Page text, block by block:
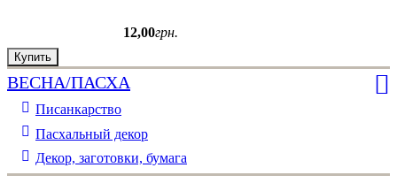
12,00грн.
Купить
ВЕСНА/ПАСХА
Писанкарство
Пасхальный декор
Декор, заготовки, бумага